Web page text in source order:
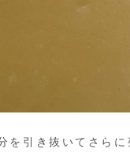
を引き抜いてさらに